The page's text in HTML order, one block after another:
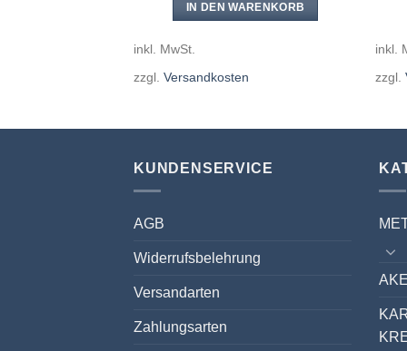
IN DEN WARENKORB
inkl. MwSt.
zzgl. Versandkosten
inkl.
zzgl.
KUNDENSERVICE
AGB
Widerrufsbelehrung
Versandarten
Zahlungsarten